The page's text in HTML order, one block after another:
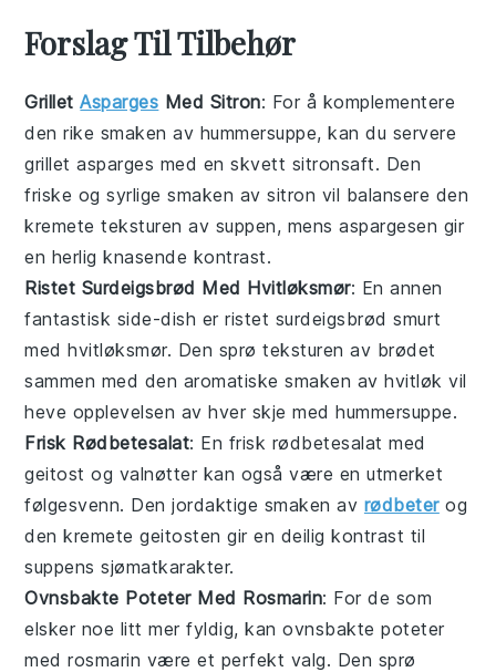
Forslag Til Tilbehør
GrilletAsparges Med Sitron: For å komplementere
den rike smaken av hummersuppe, kan du servere
grillet asparges med en skvett sitronsaft. Den
friske og syrlige smaken av sitron vil balansere den
kremete teksturen av suppen, mens aspargesen gir
en herlig knasende kontrast.
Ristet Surdeigsbrød Med Hvitløksmør: En annen
fantastisk side-dish erristet surdeigsbrød smurt
med hvitløksmør. Den sprø teksturen av brødet
sammen med den aromatiske smaken av hvitløk vil
heve opplevelsen av hver skje medhummersuppe.
Frisk Rødbetesalat: En frisk rødbetesalat med
geitost og valnøtter kan også være en utmerket
følgesvenn. Den jordaktige smaken av rødbeterog
den kremete geitosten gir en deilig kontrast til
suppens sjømatkarakter.
Ovnsbakte Poteter Med Rosmarin: For de som
elsker noe litt mer fyldig, kanovnsbakte poteter
med rosmarin være et perfekt valg. Den sprø